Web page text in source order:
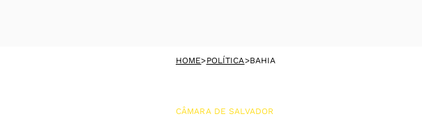
HOME>POLÍTICA>BAHIA
CÂMARA DE SALVADOR